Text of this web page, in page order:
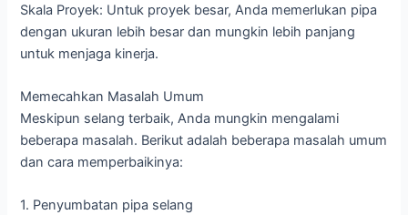
Skala Proyek: Untuk proyek besar, Anda memerlukan pipa
dengan ukuran lebih besar dan mungkin lebih panjang
untuk menjaga kinerja.
Memecahkan Masalah Umum
Meskipun selang terbaik, Anda mungkin mengalami
beberapa masalah. Berikut adalah beberapa masalah umum
dan cara memperbaikinya:
1. Penyumbatan pipa selang